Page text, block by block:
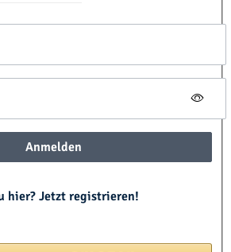
Anmelden
hier? Jetzt registrieren!